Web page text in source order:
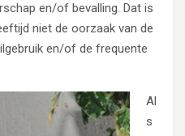
en/of bevalling. Dat is
niet de oorzaak van de
en/of de frequente
Al
s